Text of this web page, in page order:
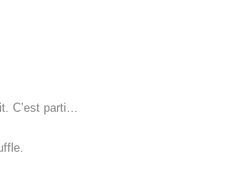
C’est parti…